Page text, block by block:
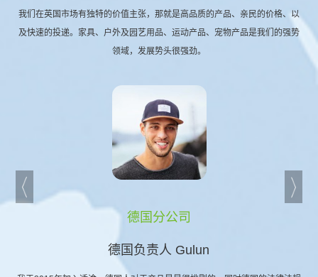
我们在英国市场有独特的价值主张，那就是高品质的产品、亲民的价格、以
及快速的投递。家具、户外及园艺用品、运动产品、宠物产品是我们的强势
领域，发展势头很强劲。
德国分公司
德国负责人 Gulun